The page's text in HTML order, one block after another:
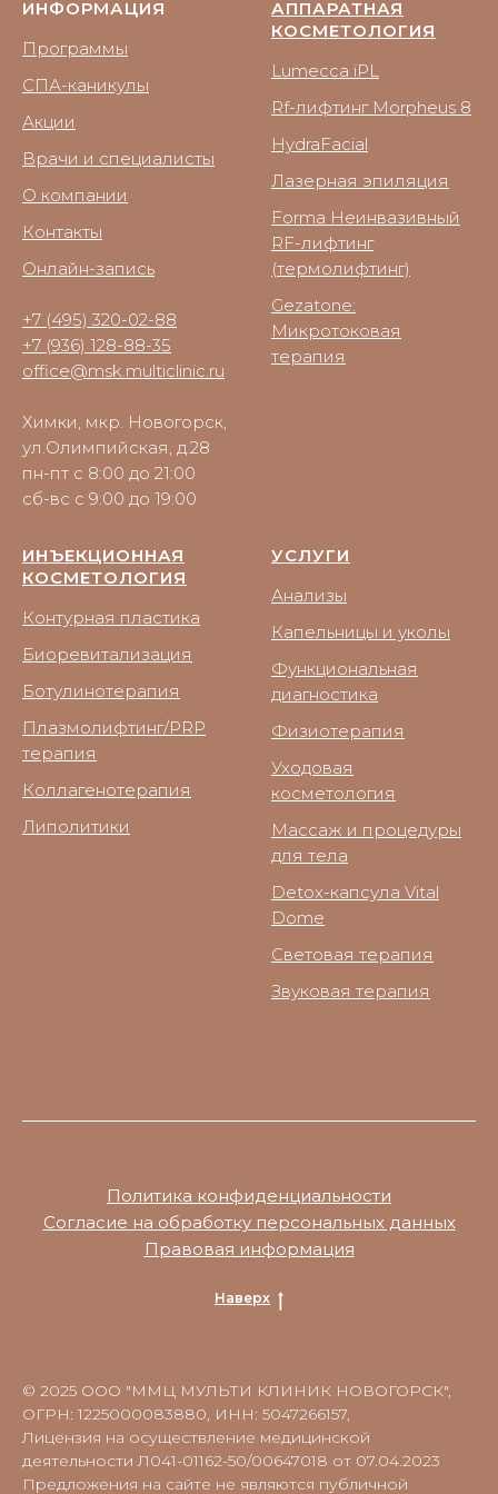
ИНФОРМАЦИЯ
Программы
СПА-каникулы
Акции
Врачи и специалисты
О компании
Контакты
Онлайн-запись
+7 (495) 320-02-88
+7 (936) 128-88-35
office@msk.multiclinic.ru
Химки, мкр. Новогорск,
ул.Олимпийская, д.28
пн-пт с 8:00 до 21:00
сб-вс с 9:00 до 19:00
АППАРАТНАЯ
КОСМЕТОЛОГИЯ
Lumecca iPL
Rf-лифтинг Morpheus 8
HydraFacial
Лазерная эпиляция
Forma Неинвазивный
RF-лифтинг
(термолифтинг)
Gezatone:
Микротоковая
терапия
ИНЪЕКЦИОННАЯ
КОСМЕТОЛОГИЯ
Контурная пластика
Биоревитализация
Ботулинотерапия
Плазмолифтинг/PRP
терапия
Коллагенотерапия
Липолитики
УСЛУГИ
Анализы
Капельницы и уколы
Функциональная
диагностика
Физиотерапия
Уходовая
косметология
Массаж и процедуры
для тела
Detox-капсула Vital
Dome
Световая терапия
Звуковая терапия
Политика конфиденциальности
Согласие на обработку персональных данных
Правовая информация
Наверх
© 2025 ООО "ММЦ МУЛЬТИ КЛИНИК НОВОГОРСК",
ОГРН: 1225000083880, ИНН: 5047266157,
Лицензия на осуществление медицинской
деятельности Л041-01162-50/00647018 от 07.04.2023
Предложения на сайте не являются публичной